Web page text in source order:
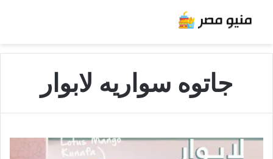
جاتوه سواريه لابوار